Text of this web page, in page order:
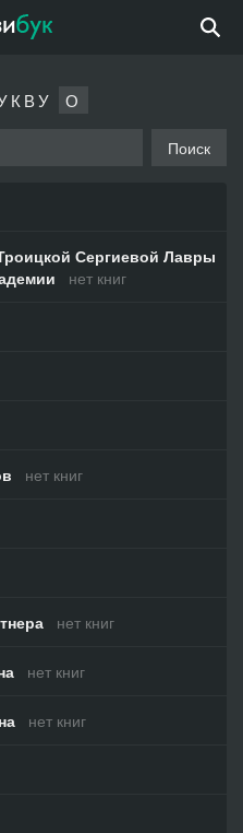
О
Поиск
Сергиевой Лавры
нет книг
нет книг
нет книг
нет книг
нет книг